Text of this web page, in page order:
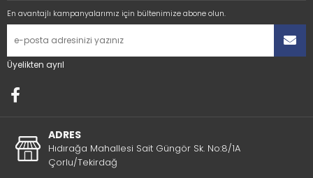
En avantajlı kampanyalarımız için bültenimize abone olun.
Üyelikten ayrıl
ADRES
Hıdırağa Mahallesi Sait Güngör Sk. No:8/1A
Çorlu/Tekirdağ